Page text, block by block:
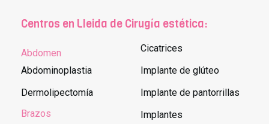
Centros en Lleida de Cirugía estética:
Abdomen
Abdominoplastia
Dermolipectomía
Brazos
Cicatrices
Implante de glúteo
Implante de pantorrillas
Implantes